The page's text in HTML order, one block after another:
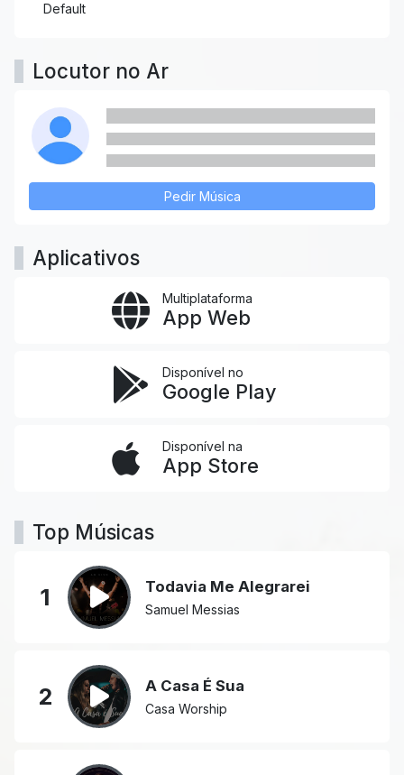
Default
Locutor no Ar
Pedir Música
Aplicativos
Multiplataforma
App Web
Disponível no
Google Play
Disponível na
App Store
Top Músicas
1 Todavia Me Alegrarei
Samuel Messias
2 A Casa É Sua
Casa Worship